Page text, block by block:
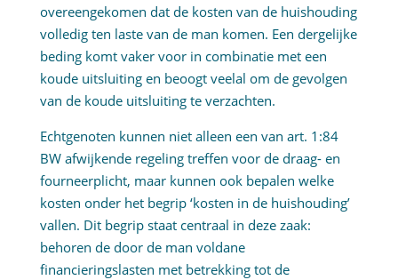
overeengekomen dat de kosten van de huishouding
volledig ten laste van de man komen. Een dergelijke
beding komt vaker voor in combinatie met een
koude uitsluiting en beoogt veelal om de gevolgen
van de koude uitsluiting te verzachten.
Echtgenoten kunnen niet alleen een van art. 1:84
BW afwijkende regeling treffen voor de draag- en
fourneerplicht, maar kunnen ook bepalen welke
kosten onder het begrip ‘kosten in de huishouding’
vallen. Dit begrip staat centraal in deze zaak:
behoren de door de man voldane
financieringslasten met betrekking tot de